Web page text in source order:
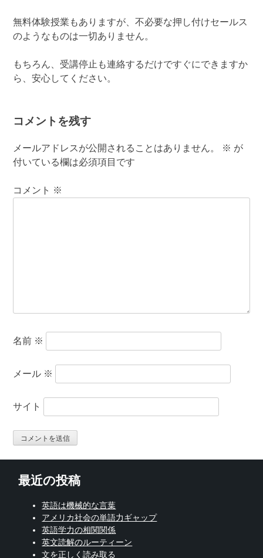
無料体験授業もありますが、不必要な押し付けセールス
のようなものは一切ありません。
もちろん、受講停止も連絡するだけですぐにできますか
ら、安心してください。
コメントを残す
メールアドレスが公開されることはありません。 ※ が
付いている欄は必須項目です
コメント ※
名前 ※
メール ※
サイト
最近の投稿
英語は機械的な言葉
アメリカ社会の単語力ギャップ
英語学力の相関関係
英文読解のルーティーン
文を正しく読み取る